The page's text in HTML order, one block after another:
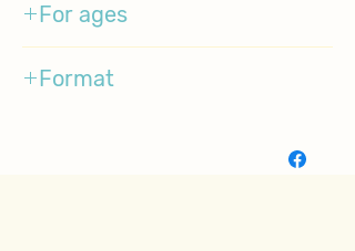
For ages
Format